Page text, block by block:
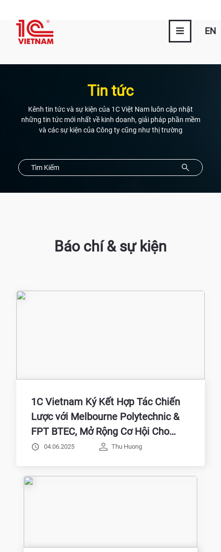
EN
Tin tức
Kênh tin tức và sự kiện của 1C Việt Nam luôn cập nhật
những tin tức mới nhất về kinh doanh, giải pháp phần mềm
và các sự kiện của Công ty cũng như thị trường
Báo chí & sự kiện
1C Vietnam Ký Kết Hợp Tác Chiến
Lược với Melbourne Polytechnic &
FPT BTEC, Mở Rộng Cơ Hội Cho
Sinh Viên
04.06.2025 Thu Huong